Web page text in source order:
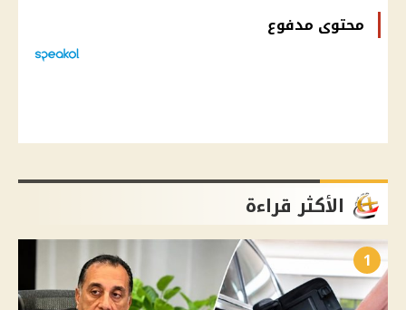
محتوى مدفوع
الأكثر قراءة
1